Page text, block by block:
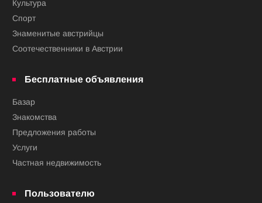
Культура
Спорт
Знаменитые австрийцы
Соотечественники в Австрии
Бесплатные объявления
Базар
Знакомства
Предложения работы
Услуги
Частная недвижимость
Пользователю